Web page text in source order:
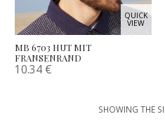
QUICK
VIEW
MB 6703 HUT MIT
FRANSENRAND
10.34 €
SHOWING THE